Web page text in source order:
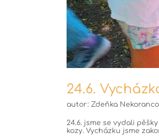
24.6.
autor: Zdeňka
24.6. jsme se vydali
kozy. Vycházku jsme